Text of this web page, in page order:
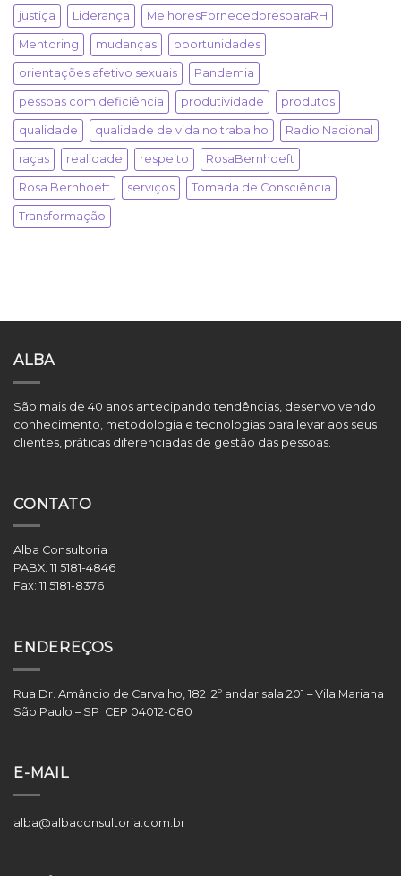
justiça Liderança MelhoresFornecedoresparaRH
Mentoring mudanças oportunidades
orientações afetivo sexuais Pandemia
pessoas com deficiência produtividade produtos
qualidade qualidade de vida no trabalho Radio Nacional
raças realidade respeito RosaBernhoeft
Rosa Bernhoeft serviços Tomada de Consciência
Transformação
ALBA
São mais de 40 anos antecipando tendências, desenvolvendo
conhecimento, metodologia e tecnologias para levar aos seus
clientes, práticas diferenciadas de gestão das pessoas.
CONTATO
Alba Consultoria
PABX: 11 5181-4846
Fax: 11 5181-8376
ENDEREÇOS
Rua Dr. Amâncio de Carvalho, 182 2º andar sala 201 – Vila Mariana
São Paulo – SP CEP 04012-080
E-MAIL
alba@albaconsultoria.com.br